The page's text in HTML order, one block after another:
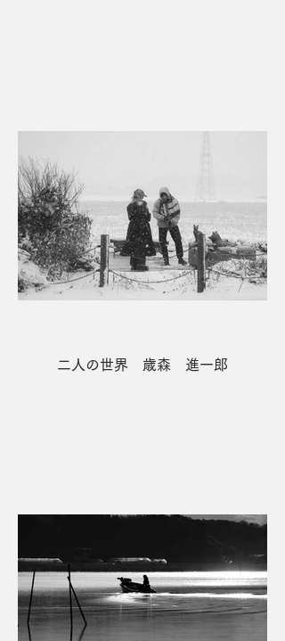
４席 なかよし 佐多 逸朗
５席 お松明、炎の軌跡 北中 進
二人の世界 歳森 進一郎